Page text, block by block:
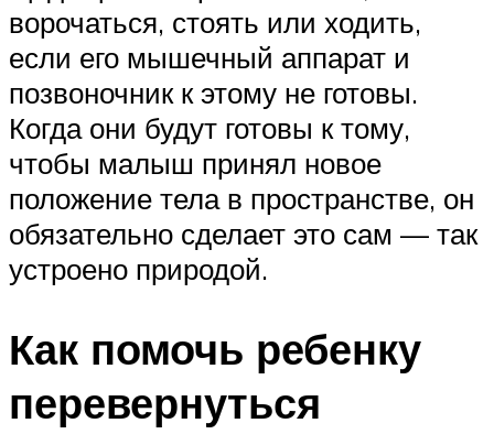
ворочаться, стоять или ходить,
если его мышечный аппарат и
позвоночник к этому не готовы.
Когда они будут готовы к тому,
чтобы малыш принял новое
положение тела в пространстве, он
обязательно сделает это сам — так
устроено природой.
Как помочь ребенку
перевернуться